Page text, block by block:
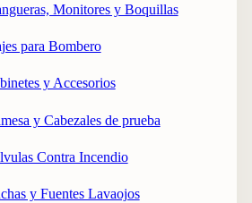
Monitores y Boquillas
para Bombero
y Accesorios
y Cabezales de prueba
Contra Incendio
y Fuentes Lavaojos